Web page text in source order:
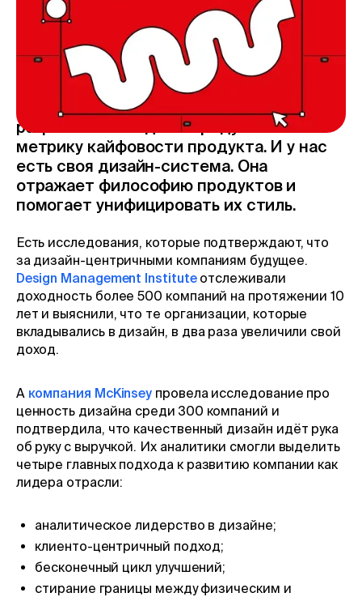
Дизайн — это не просто красивые
картинки или интерфейс. Это про то, как
создаётся и работает продукт. МТС
развивается как дизайн-центричная
компания. Это значит, что мы думаем о
пользователе на каждом этапе
разработки. Мы даже придумали свою
метрику кайфовости продукта. И у нас
есть своя дизайн-система. Она
отражает философию продуктов и
помогает унифицировать их стиль.
Есть исследования, которые подтверждают, что
за дизайн-центричными компаниям будущее.
Design Management Instituteотслеживали
доходность более 500 компаний на протяжении 10
лет и выяснили, что те организации, которые
вкладывались в дизайн, в два раза увеличили свой
доход.
А компания McKinsey провела исследование про
ценность дизайна среди 300 компаний и
подтвердила, что качественный дизайн идёт рука
об руку с выручкой. Их аналитики смогли выделить
четыре главных подхода к развитию компании как
лидера отрасли:
аналитическое лидерство в дизайне;
клиенто-центричный подход;
бесконечный цикл улучшений;
стирание границы между физическим и